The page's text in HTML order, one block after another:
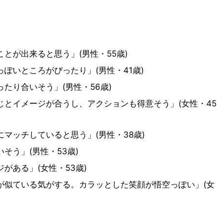
とが出来ると思う」(男性・55歳)
ぽいところがぴったり」(男性・41歳)
たり合いそう」(男性・56歳)
とイメージが合うし、アクションも得意そう」(女性・45
マッチしていると思う」(男性・38歳)
そう」(男性・53歳)
がある」(女性・53歳)
似ている気がする。カラッとした笑顔が悟空っぽい」(女